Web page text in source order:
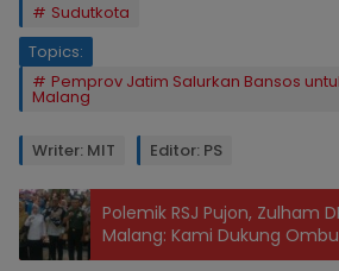
Sudutkota
Topics:
Pemprov Jatim Salurkan Bansos
Malang
Writer: MIT Editor: PS
Polemik RSJ Pujon, Zulham
Malang: Kami Dukung
Tuntas